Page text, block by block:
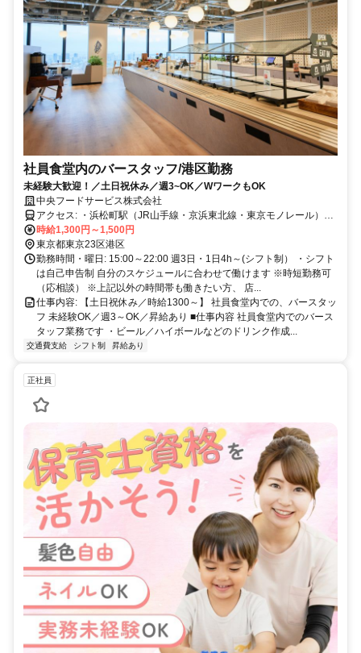
社員食堂内のバースタッフ/港区勤務
未経験大歓迎！／土日祝休み／週3~OK／WワークもOK
中央フードサービス株式会社
アクセス: ・浜松町駅（JR山手線・京浜東北線・東京モノレール）
徒歩4分 ・竹芝駅（ゆりかもめ）西口 徒歩2分 ・大門駅（都営地下
鉄浅草線・大江戸線）B1・B2出口 徒歩5分
時給1,300円～1,500円
東京都東京23区港区
勤務時間・曜日: 15:00～22:00 週3日・1日4h～(シフト制） ・シフト
は自己申告制 自分のスケジュールに合わせて働けます ※時短勤務可
（応相談） ※上記以外の時間帯も働きたい方、 店...
仕事内容: 【土日祝休み／時給1300～】 社員食堂内での、バースタッ
フ 未経験OK／週3～OK／昇給あり ■仕事内容 社員食堂内でのバース
タッフ業務です ・ビール／ハイボールなどのドリンク作成...
交通費支給 シフト制 昇給あり
正社員